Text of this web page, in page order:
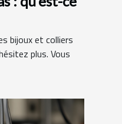
bijoux et colliers
plus. Vous